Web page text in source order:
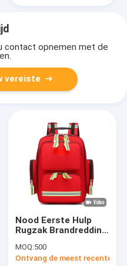
contact opnemen met de
vereiste
Nood Eerste Hulp
Rugzak Brandredding
Huisbezoek Kit
1000D Nylon
MOQ:500
Ontvang de meest recente